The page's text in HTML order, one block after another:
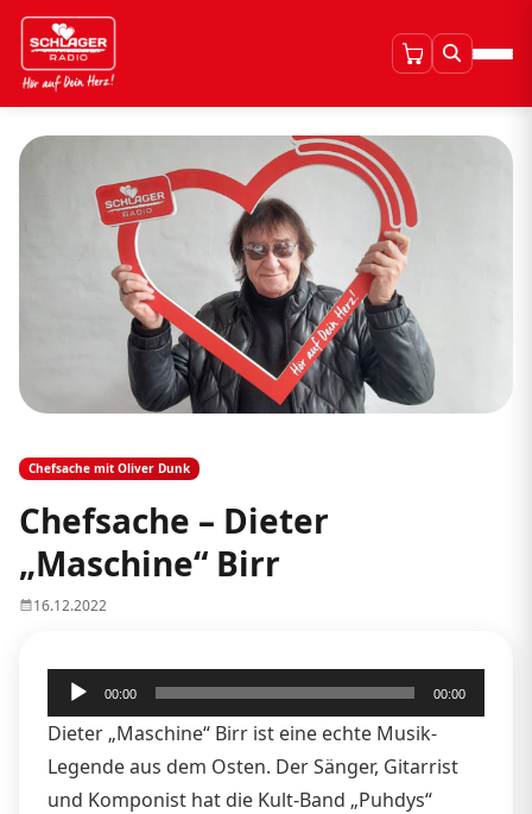
Chefsache mit Oliver Dunk
Chefsache – Dieter
„Maschine“ Birr
16.12.2022
Audio-
Player
00:00 00:00
Dieter „Maschine“ Birr ist eine echte Musik-
Legende aus dem Osten. Der Sänger, Gitarrist
und Komponist hat die Kult-Band „Puhdys“